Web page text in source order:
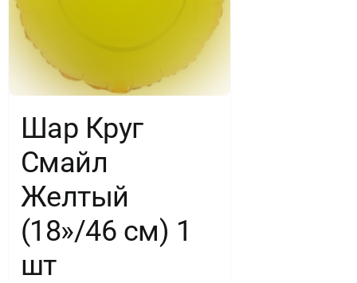
Шар Круг
Смайл
Желтый
(18»/46 см) 1
шт